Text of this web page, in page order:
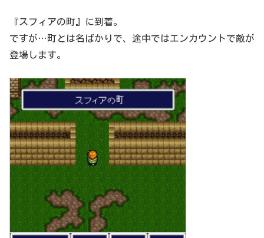
『スフィアの町』に到着。
ですが…町とは名ばかりで、途中ではエンカウントで敵が
登場します。